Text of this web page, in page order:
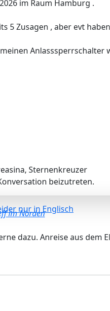
nur in Englisch
im Raum Hamburg .
5 Zusagen , aber evt
Anlasssperrschalter
, Sternenkreuzer
beizutreten.
im Norden
dazu. Anreise aus dem